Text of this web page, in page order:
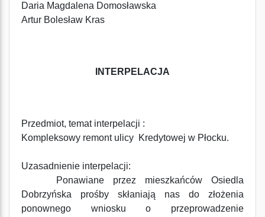
Daria Magdalena Domosławska
Artur Bolesław Kras
INTERPELACJA
Przedmiot, temat interpelacji :
Kompleksowy remont ulicy Kredytowej w Płocku.
Uzasadnienie interpelacji:
Ponawiane przez mieszkańców Osiedla
Dobrzyńska prośby skłaniają nas do złożenia
ponownego wniosku o przeprowadzenie